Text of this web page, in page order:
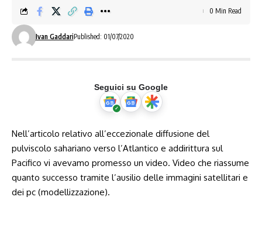
Ivan GaddariPublished: 01/07/2020
0 Min Read
Seguici su Google
Nell’articolo relativo all’eccezionale diffusione del
pulviscolo sahariano verso l’Atlantico e addirittura sul
Pacifico vi avevamo promesso un video. Video che riassume
quanto successo tramite l’ausilio delle immagini satellitari e
dei pc (modellizzazione).